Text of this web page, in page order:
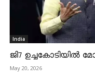
India
ജി7 ഉച്ചകോടിയിൽ
May 20, 2026